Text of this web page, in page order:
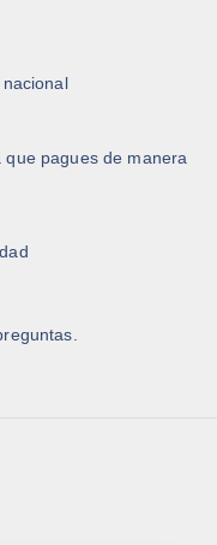
pagues de manera